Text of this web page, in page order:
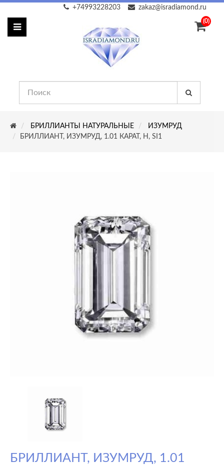
zakaz@isradiamond.ru
+74993228203
(0)
БРИЛЛИАНТЫ НАТУРАЛЬНЫЕ
ИЗУМРУД
БРИЛЛИАНТ, ИЗУМРУД, 1.01 КАРАТ, H, SI1
БРИЛЛИАНТ, ИЗУМРУД, 1.01